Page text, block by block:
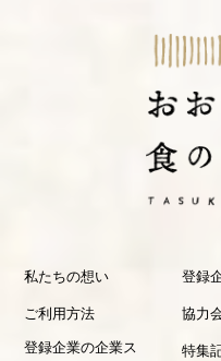
私たちの想い
ご利用方法
登録企業の企業ス
登録
協力
特集